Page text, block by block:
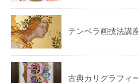
テンペラ画技法講
古典カリグラフィ